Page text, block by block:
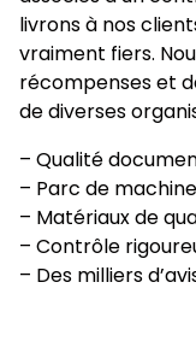
livrons à nos
vraiment fiers.
récompenses et
de diverses
– Qualité
– Parc de
– Matériaux de
– Contrôle
– Des milliers